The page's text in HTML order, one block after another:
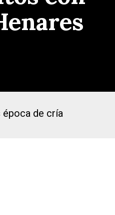
época de cría